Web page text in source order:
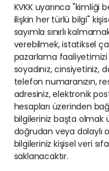
KVKK uyarınca "kimliği
ilişkin her türlü bilgi"
sayımla sınırlı
verebilmek, istatiksel
pazarlama faaliyetimizi
soyadınız,
telefon numaranızın,
adresiniz, elektronik
hesapları üzerinden
bilgileriniz başta olmak
doğrudan veya dolaylı
bilgileriniz kişisel veri
saklanacaktır.